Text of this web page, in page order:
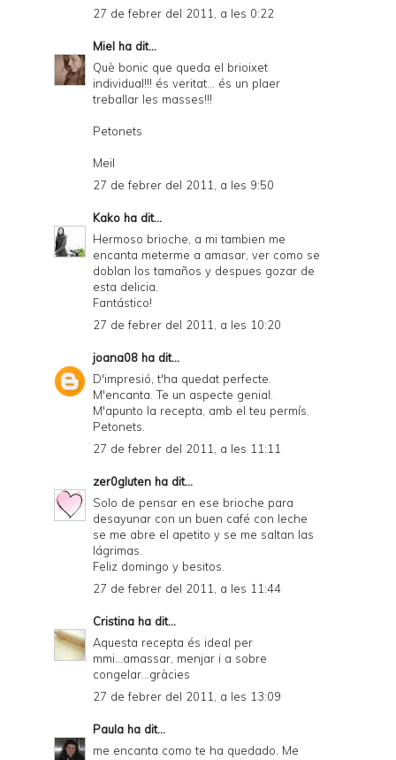
27 de febrer del 2011, a les 0:22
Miel ha dit...
Què bonic que queda el brioixet
individual!!! és veritat... és un plaer
treballar les masses!!!
Petonets
Meil
27 de febrer del 2011, a les 9:50
Kako ha dit...
Hermoso brioche, a mi tambien me
encanta meterme a amasar, ver como se
doblan los tamaños y despues gozar de
esta delicia.
Fantástico!
27 de febrer del 2011, a les 10:20
joana08 ha dit...
D'impresió, t'ha quedat perfecte.
M'encanta. Te un aspecte genial.
M'apunto la recepta, amb el teu permís.
Petonets.
27 de febrer del 2011, a les 11:11
zer0gluten ha dit...
Solo de pensar en ese brioche para
desayunar con un buen café con leche
se me abre el apetito y se me saltan las
lágrimas.
Feliz domingo y besitos.
27 de febrer del 2011, a les 11:44
Cristina ha dit...
Aquesta recepta és ideal per
mmi...amassar, menjar i a sobre
congelar...gràcies
27 de febrer del 2011, a les 13:09
Paula ha dit...
me encanta como te ha quedado. Me